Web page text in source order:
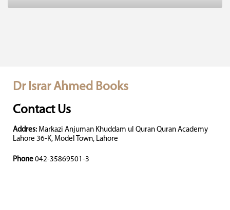
Dr Israr Ahmed Books
Contact Us
Addres: Markazi Anjuman Khuddam ul Quran Quran Academy
Lahore 36-K, Model Town, Lahore
Phone 042-35869501-3